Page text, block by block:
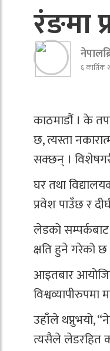
रंङमा
६ कार्तिक
काठमाडौं । के
छ, त्यस्ता
सक्छन् । विशेषगरी
घर तथा
प्रवेश पाउँछ र
लेडको
क्षति हुने गरेको छ
आइतबार
उहाँले थप्नुभयो,
त्यसैले लेडरहित